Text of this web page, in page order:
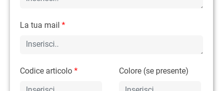
La tua mail *
Codice articolo * Colore (se presente)